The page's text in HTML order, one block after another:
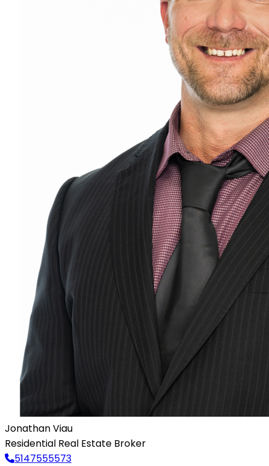
Jonathan Viau
Residential Real Estate Broker
5147555573